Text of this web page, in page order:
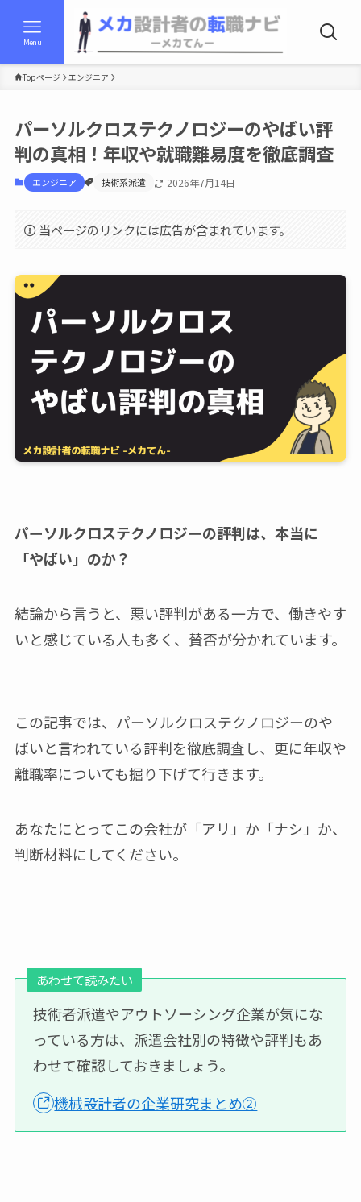
Menu
Topページ エンジニア
パーソルクロステクノロジーのやばい評
判の真相！年収や就職難易度を徹底調査
エンジニア 技術系派遣 2026年7月14日
当ページのリンクには広告が含まれています。
パーソルクロステクノロジーの評判は、本当に
「やばい」のか？
結論から言うと、悪い評判がある一方で、働きやす
いと感じている人も多く、賛否が分かれています。
この記事では、パーソルクロステクノロジーのや
ばいと言われている評判を徹底調査し、更に年収や
離職率についても掘り下げて行きます。
あなたにとってこの会社が「アリ」か「ナシ」か、
判断材料にしてください。
あわせて読みたい
技術者派遣やアウトソーシング企業が気にな
っている方は、派遣会社別の特徴や評判もあ
わせて確認しておきましょう。
機械設計者の企業研究まとめ②